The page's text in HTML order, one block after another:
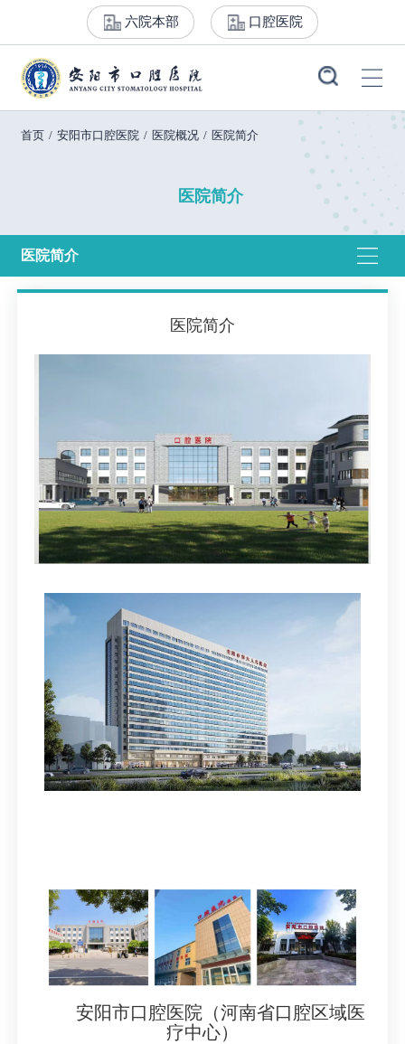
六院本部 口腔医院
首页 / 安阳市口腔医院 / 医院概况 / 医院简介
医院简介
医院简介
医院简介
安阳市口腔医院（河南省口腔区域医
疗中心）